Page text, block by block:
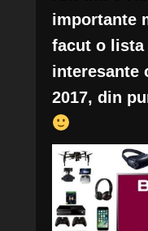
importante
facut o lista
interesante
2017, din